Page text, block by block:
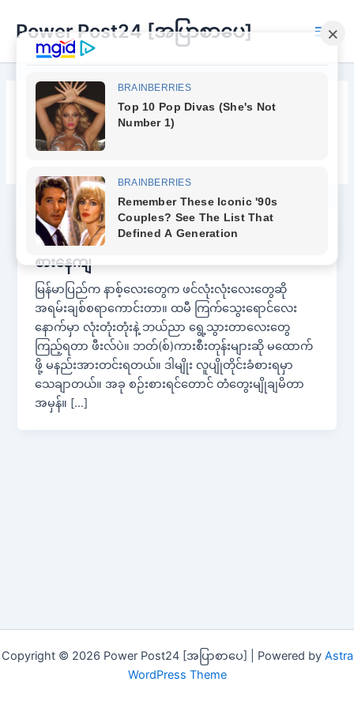
content
Power Post24 [အပြာစာပေ]
Main
နပ်စ်
အပြာစာအုပ်
စားနေကျ
မြန်မာပြည်က နာစ့်လေးတွေက ဖင်လုံးလုံးလေးတွေဆို
အရမ်းချစ်စရာကောင်းတာ။ ထမီ ကြက်သွေးရောင်လေး
နောက်မှာ လုံးတုံးတုံးနဲ့ ဘယ်ညာ ရွေ့သွားတာလေးတွေ
ကြည့်ရတာ ဖီးလ်ပဲ။ ဘတ်(စ်)ကားစီးတုန်းများဆို မထောက်
ဖို့ မနည်းအားတင်းရတယ်။ ဒါမျိုး လူပျိုတိုင်းခံစားရမှာ
သေချာတယ်။ အခု စဉ်းစားရင်တောင် တံတွေးမျိုချမိတာ
အမှန်။ […]
Copyright © 2026 Power Post24 [အပြာစာပေ] | Powered by Astra
WordPress Theme